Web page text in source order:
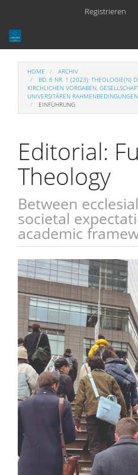
Registrieren
HOME
ARCHIV
BD. 6 NR. 1 (2023): THEOLOGIE(N)
KIRCHLICHEN VORGABEN,
UNIVERSITÄREN RAHMENBEDINGUNGEN
EINFÜHRUNG
Editorial:
Theology
Between
societal
academic
Artikel-
Sidebar